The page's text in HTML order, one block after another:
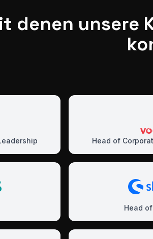
denen unsere
Head of
Head